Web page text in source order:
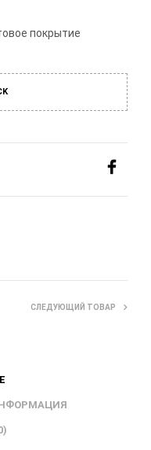
покрытие
СЛЕДУЮЩИЙ ТОВАР